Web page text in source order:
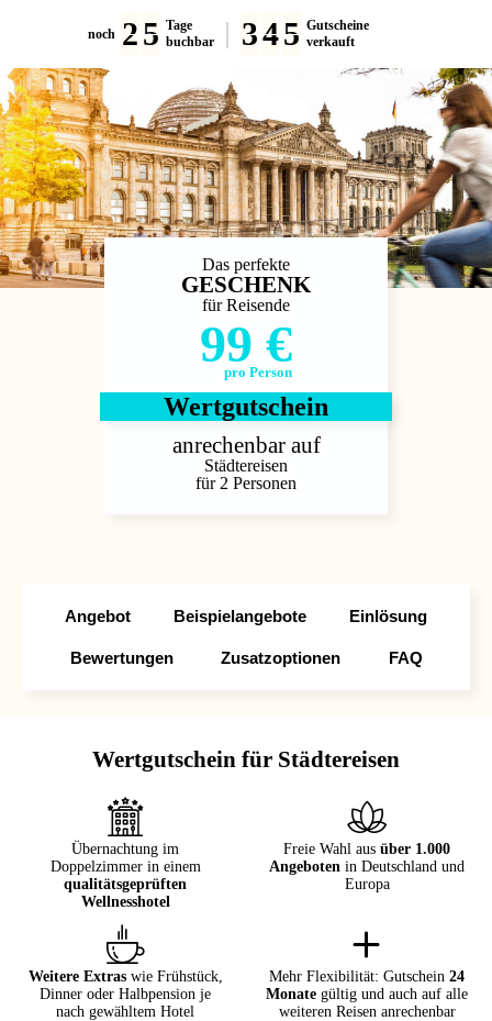
noch 25 Tage
buchbar
345 Gutscheine
verkauft
Das perfekte
GESCHENK
für Reisende
99 €
pro Person
Wertgutschein
anrechenbar auf
Städtereisen
für 2 Personen
Angebot Beispielangebote Einlösung
Bewertungen Zusatzoptionen FAQ
Wertgutschein für Städtereisen
Übernachtung im
Doppelzimmer in einem
qualitätsgeprüften
Wellnesshotel
Freie Wahl aus über 1.000
Angeboten in Deutschland und
Europa
Weitere Extraswie Frühstück,
Dinner oder Halbpension je
nach gewähltem Hotel
Mehr Flexibilität: Gutschein 24
Monate gültig und auch auf alle
weiteren Reisen anrechenbar